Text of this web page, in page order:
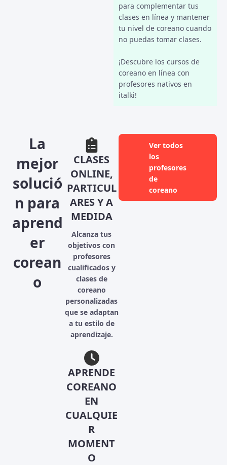
para complementar tus
clases en línea y mantener
tu nivel de coreano cuando
no puedas tomar clases.
¡Descubre los cursos de
coreano en línea con
profesores nativos en
italki!
La
mejor
solució
n para
aprend
er
corean
o
CLASES
ONLINE,
PARTICUL
ARES Y A
MEDIDA
Alcanza tus
objetivos con
profesores
cualificados y
clases de
coreano
personalizadas
que se adaptan
a tu estilo de
aprendizaje.
APRENDE
COREANO
EN
CUALQUIE
R
MOMENT
O
Ver todos
los
profesores
de
coreano